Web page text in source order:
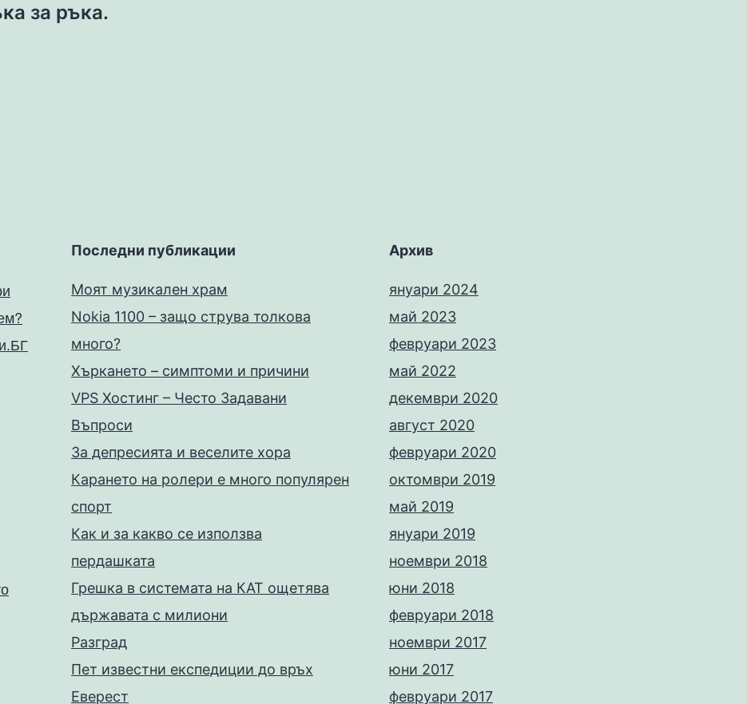
за ръка.
Последни публикации
Моят музикален храм
Nokia 1100 – защо струва толкова
много?
Хъркането – симптоми и причини
VPS Хостинг – Често Задавани
Въпроси
За депресията и веселите хора
Карането на ролери е много популярен
спорт
Как и за какво се използва
пердашката
Грешка в системата на КАТ ощетява
държавата с милиони
Разград
Пет известни експедиции до връх
Еверест
Архив
януари 2024
май 2023
февруари 2023
май 2022
декември 2020
август 2020
февруари 2020
октомври 2019
май 2019
януари 2019
ноември 2018
юни 2018
февруари 2018
ноември 2017
юни 2017
февруари 2017